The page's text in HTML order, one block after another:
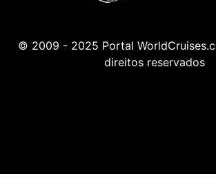
© 2009 - 2025 Portal
direitos reservados